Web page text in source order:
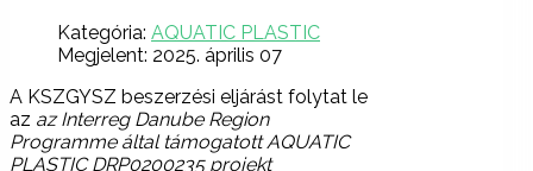
Kategória: AQUATIC PLASTIC
Megjelent: 2025. április 07
A KSZGYSZ beszerzési eljárást folytat le
az az Interreg Danube Region
Programme által támogatott AQUATIC
PLASTIC DRP0200235 projekt